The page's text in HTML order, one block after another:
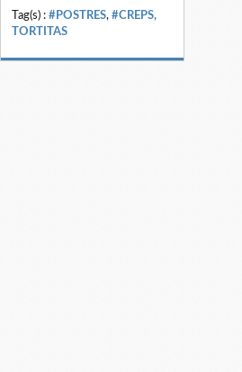
Tag(s) : #POSTRES, #CREPS,
TORTITAS